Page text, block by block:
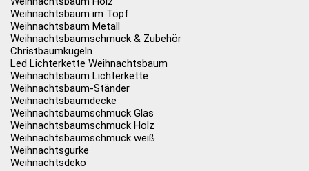
Weihnachtsbaum im Topf
Weihnachtsbaum Metall
Weihnachtsbaumschmuck & Zubehör
Christbaumkugeln
Led Lichterkette Weihnachtsbaum
Weihnachtsbaum Lichterkette
Weihnachtsbaum-Ständer
Weihnachtsbaumdecke
Weihnachtsbaumschmuck Glas
Weihnachtsbaumschmuck Holz
Weihnachtsbaumschmuck weiß
Weihnachtsgurke
Weihnachtsdeko